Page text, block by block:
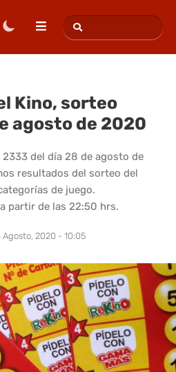
Kino, sorteo
agosto de 2020
del día 28 de agosto de
resultados del sorteo del
de juego.
partir de las 22:50 hrs.
Agosto, 2020 - 10:05